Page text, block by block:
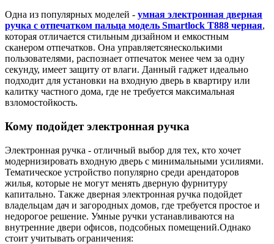
Одна из популярных моделей - умная электронная дверная
ручка с отпечатком пальца модель Smartlock T888 черная,
которая отличается стильным дизайном и емкостным
сканером отпечатков. Она управляетсянесколькими
пользователями, распознает отпечаток менее чем за одну
секунду, имеет защиту от влаги. Данный гаджет идеально
подходит для установки на входную дверь в квартиру или
калитку частного дома, где не требуется максимальная
взломостойкость.
Кому подойдет электронная ручка
Электронная ручка - отличный выбор для тех, кто хочет
модернизировать входную дверь с минимальными усилиями.
Тематическое устройство популярно среди арендаторов
жилья, которые не могут менять дверную фурнитуру
капитально. Также дверная электронная ручка подойдет
владельцам дач и загородных домов, где требуется простое и
недорогое решение. Умные ручки устанавливаются на
внутренние двери офисов, подсобных помещений.Однако
стоит учитывать ограничения: